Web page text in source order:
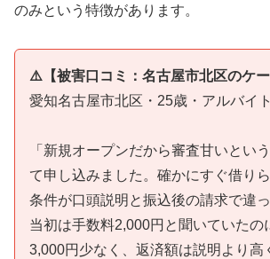
のみという特徴があります。
⚠️【被害口コミ：名古屋市北区のケー
愛知名古屋市北区・25歳・アルバイ
「新規オープンだから審査甘いとい
て申し込みました。確かにすぐ借りら
条件が口頭説明と振込後の請求で違っ
当初は手数料2,000円と聞いていたの
3,000円少なく、返済額は説明より高